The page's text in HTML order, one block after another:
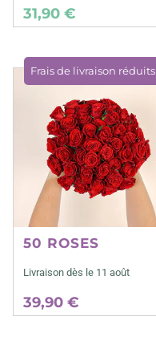
31,90 €
Frais de livraison réduits
50 ROSES
Livraison dès le 11 août
39,90 €